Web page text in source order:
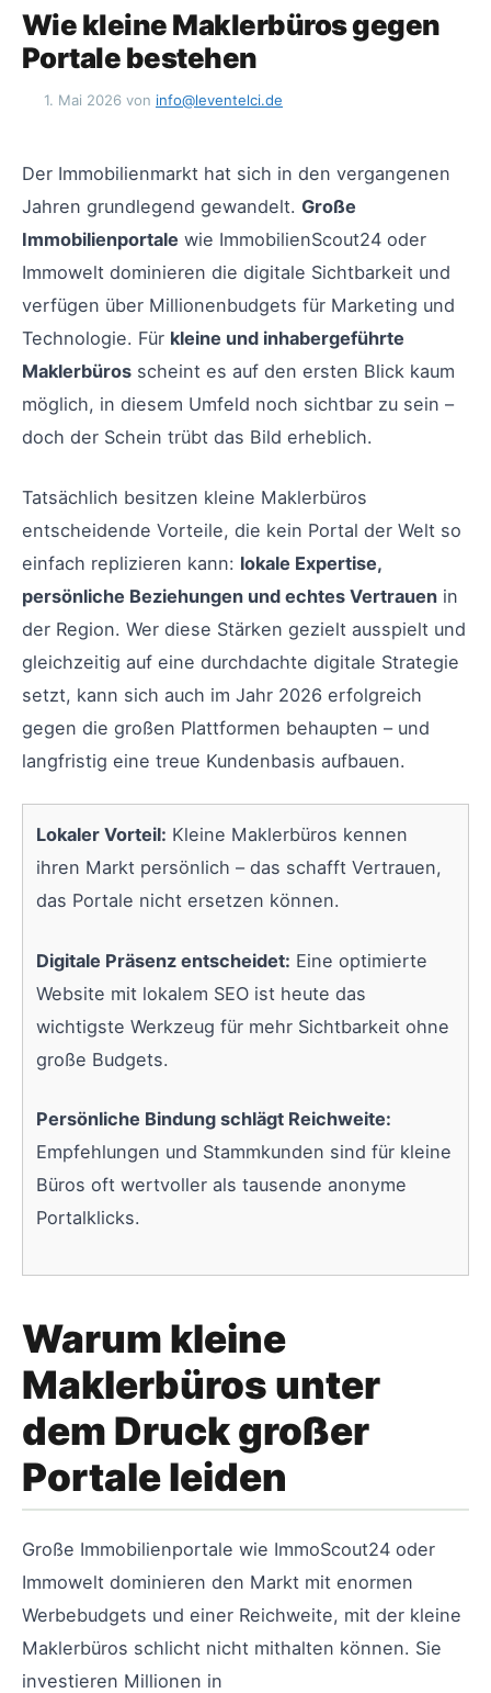
Wie kleine Maklerbüros gegen
Portale bestehen
1. Mai 2026 von info@leventelci.de
Der Immobilienmarkt hat sich in den vergangenen
Jahren grundlegend gewandelt. Große
Immobilienportale wie ImmobilienScout24 oder
Immowelt dominieren die digitale Sichtbarkeit und
verfügen über Millionenbudgets für Marketing und
Technologie. Für kleine und inhabergeführte
Maklerbüros scheint es auf den ersten Blick kaum
möglich, in diesem Umfeld noch sichtbar zu sein –
doch der Schein trübt das Bild erheblich.
Tatsächlich besitzen kleine Maklerbüros
entscheidende Vorteile, die kein Portal der Welt so
einfach replizieren kann: lokale Expertise,
persönliche Beziehungen und echtes Vertrauen in
der Region. Wer diese Stärken gezielt ausspielt und
gleichzeitig auf eine durchdachte digitale Strategie
setzt, kann sich auch im Jahr 2026 erfolgreich
gegen die großen Plattformen behaupten – und
langfristig eine treue Kundenbasis aufbauen.
Lokaler Vorteil: Kleine Maklerbüros kennen
ihren Markt persönlich – das schafft Vertrauen,
das Portale nicht ersetzen können.
Digitale Präsenz entscheidet: Eine optimierte
Website mit lokalem SEO ist heute das
wichtigste Werkzeug für mehr Sichtbarkeit ohne
große Budgets.
Persönliche Bindung schlägt Reichweite:
Empfehlungen und Stammkunden sind für kleine
Büros oft wertvoller als tausende anonyme
Portalklicks.
Warum kleine
Maklerbüros unter
dem Druck großer
Portale leiden
Große Immobilienportale wie ImmoScout24 oder
Immowelt dominieren den Markt mit enormen
Werbebudgets und einer Reichweite, mit der kleine
Maklerbüros schlicht nicht mithalten können. Sie
investieren Millionen in